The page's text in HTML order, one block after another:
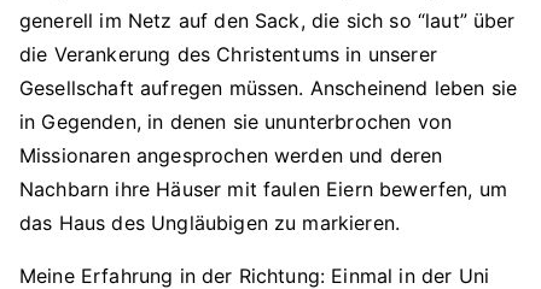
generell im Netz auf den Sack, die sich so “laut” über
die Verankerung des Christentums in unserer
Gesellschaft aufregen müssen. Anscheinend leben sie
in Gegenden, in denen sie ununterbrochen von
Missionaren angesprochen werden und deren
Nachbarn ihre Häuser mit faulen Eiern bewerfen, um
das Haus des Ungläubigen zu markieren.
Meine Erfahrung in der Richtung: Einmal in der Uni